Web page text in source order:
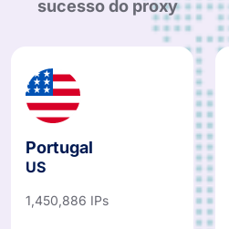
sucesso do proxy
Portugal
US
1,450,886 IPs